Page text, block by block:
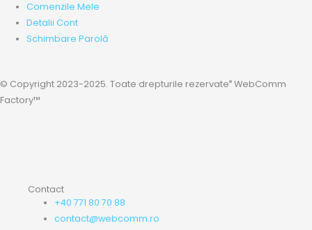
Comenzile Mele
Detalii Cont
Schimbare Parolă
© Copyright 2023-2025. Toate drepturile rezervate® WebComm
Factory™
Contact
+40 771 80 70 88
contact@webcomm.ro